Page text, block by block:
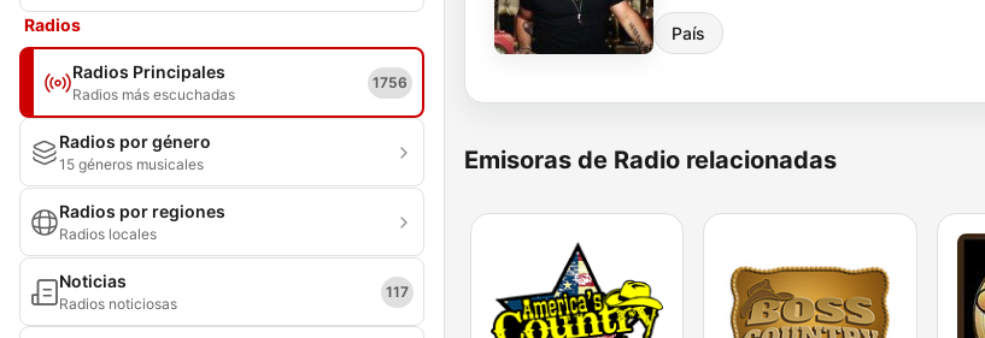
Radios
Radios Principales
Radios más escuchadas
1756
Radios por género
15 géneros musicales
Radios por regiones
Radios locales
Noticias
Radios noticiosas
117
País
Emisoras de Radio relacionadas